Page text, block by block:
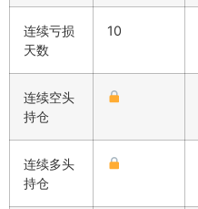
连续亏损
天数
10
连续空头
持仓
连续多头
持仓